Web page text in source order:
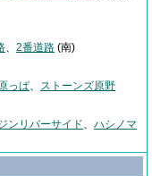
、 2番道路 (南)
っぱ、 ストーンズ原野
ンリバーサイド、 ハシノマ